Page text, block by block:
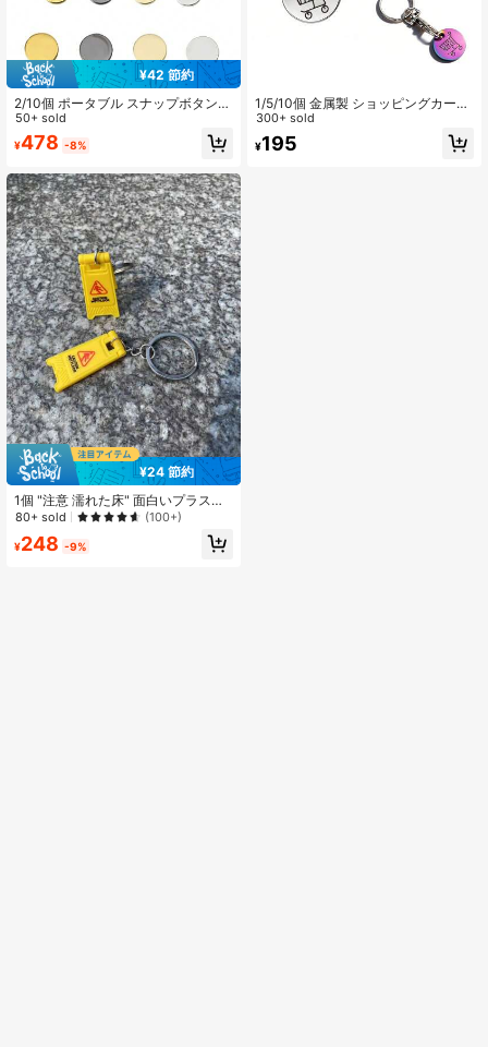
¥42 節約
2/10個 ポータブル スナップボタン
装飾バックル シャツボタン カフスリ
ンク DIY 装飾バックルベース
50+ sold
¥478 -8%
¥24 節約
1個 "注意 濡れた床" 面白いプラスチ
ック折りたたみ式キーホルダー、車
のアクセサリー、バッグチャーム、
学校、かわいいゴシック、Y2Kスタ
80+ sold (100+)
¥248 -9%
1/5/10個 金属製 ショッピングカート
トークンコイン キーチェーン ロブス
ター付き
300+ sold
¥195